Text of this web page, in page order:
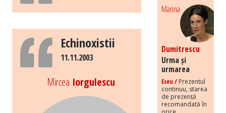
Echinoxistii
11.11.2003
Mircea Iorgulescu
Marina
Dumitrescu
Urma și
urmarea
Eseu / Prezentul
continuu, starea
de prezență
recomandată în